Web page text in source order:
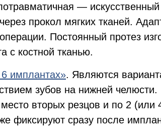
— искусственный
прокол мягких тканей.
Постоянный протез
с костной тканью.
имплантах». Являются
зубов на нижней
вторых резцов и по 2
фиксируют сразу после